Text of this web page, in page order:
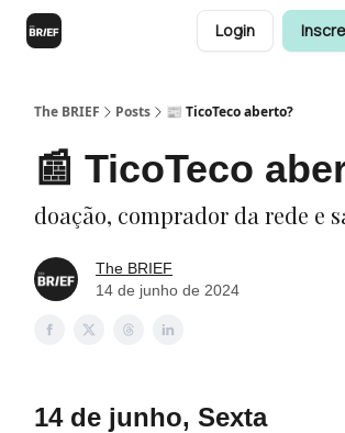
Login
The BRIEF Posts 📰 TicoTeco aberto?
📰 TicoTeco
doação, comprador da rede e
The BRIEF
14 de junho de 2024
14 de junho, Sexta